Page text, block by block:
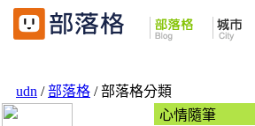
udn /部落格 / 部落格分類
心情隨筆